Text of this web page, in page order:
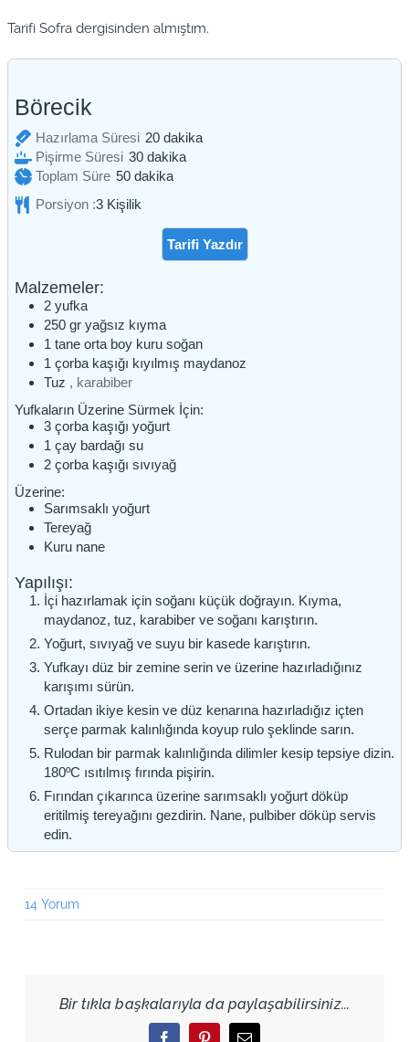
Tarifi Sofra dergisinden almıştım.
Börecik
Hazırlama Süresi 20dakika
dakika
Pişirme Süresi 30dakika
dakika
Toplam Süre 50dakika
dakika
Porsiyon :3 Kişilik
Tarifi Yazdır
Malzemeler:
2 yufka
250 gr yağsız kıyma
1 tane orta boy kuru soğan
1 çorba kaşığı kıyılmış maydanoz
Tuz , karabiber
Yufkaların Üzerine Sürmek İçin:
3 çorba kaşığı yoğurt
1 çay bardağı su
2 çorba kaşığı sıvıyağ
Üzerine:
Sarımsaklı yoğurt
Tereyağ
Kuru nane
Yapılışı:
İçi hazırlamak için soğanı küçük doğrayın. Kıyma,
maydanoz, tuz, karabiber ve soğanı karıştırın.
Yoğurt, sıvıyağ ve suyu bir kasede karıştırın.
Yufkayı düz bir zemine serin ve üzerine hazırladığınız
karışımı sürün.
Ortadan ikiye kesin ve düz kenarına hazırladığız içten
serçe parmak kalınlığında koyup rulo şeklinde sarın.
Rulodan bir parmak kalınlığında dilimler kesip tepsiye dizin.
180ºC ısıtılmış fırında pişirin.
Fırından çıkarınca üzerine sarımsaklı yoğurt döküp
eritilmiş tereyağını gezdirin. Nane, pulbiber döküp servis
edin.
14 Yorum
Bir tıkla başkalarıyla da paylaşabilirsiniz...